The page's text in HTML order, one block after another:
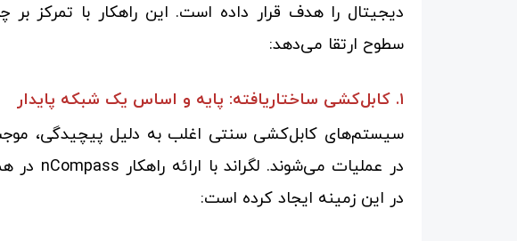
دیجیتال را هدف قرار داده است. این راهکار با تمرکز بر
سطوح ارتقا می‌دهد:
۱. کابل‌کشی ساختاریافته: پایه و اساس یک شبکه پایدار
سیستم‌های کابل‌کشی سنتی اغلب به دلیل پیچیدگی،
در این زمینه ایجاد کرده است: